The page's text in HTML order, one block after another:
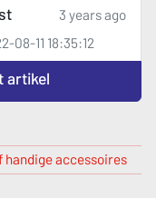
3 years ago
08-11 18:35:12
artikel
handige accessoires